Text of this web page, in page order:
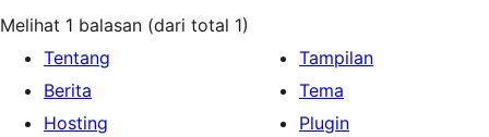
Melihat 1 balasan (dari total 1)
Tentang
Berita
Hosting
Tampilan
Tema
Plugin